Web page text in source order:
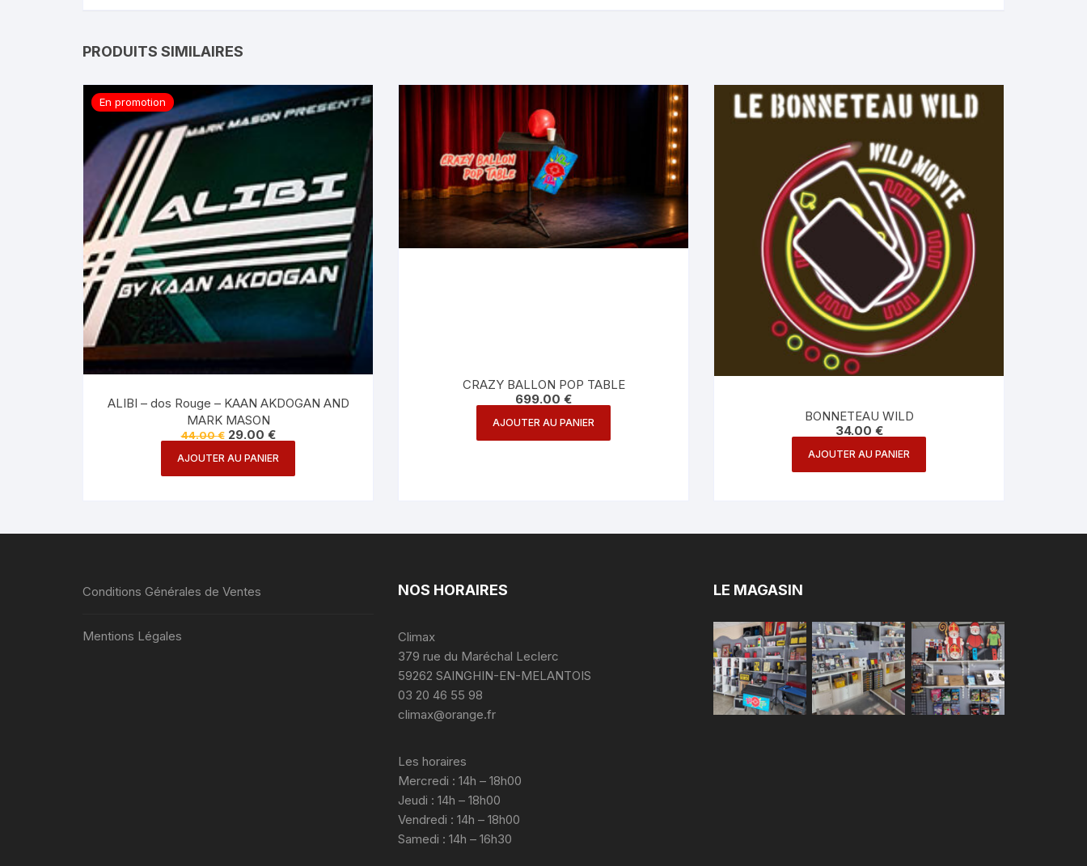
PRODUITS SIMILAIRES
En promotion
ALIBI – dos Rouge – KAAN AKDOGAN AND
MARK MASON
44.00€ Le
initial
29.00 €Le
prix
actuel
AJOUTER AU PANIER
CRAZY BALLON POP TABLE
699.00 €
AJOUTER AU PANIER
BONNETEAU WILD
34.00 €
AJOUTER AU PANIER
Conditions Générales de Ventes
Mentions Légales
NOS HORAIRES
Climax
379 rue du Maréchal Leclerc
59262 SAINGHIN-EN-MELANTOIS
03 20 46 55 98
climax@orange.fr
Les horaires
Mercredi : 14h – 18h00
Jeudi : 14h – 18h00
Vendredi : 14h – 18h00
Samedi : 14h – 16h30
LE MAGASIN